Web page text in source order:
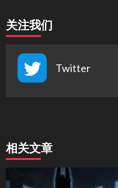
关注我们
Twitter
相关文章